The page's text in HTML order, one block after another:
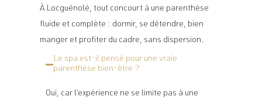
À Locguénolé, tout concourt à une parenthèse
fluide et complète : dormir, se détendre, bien
manger et profiter du cadre, sans dispersion.
Le spa est-il pensé pour une vraie
parenthèse bien-être ?
Oui, car l’expérience ne se limite pas à une